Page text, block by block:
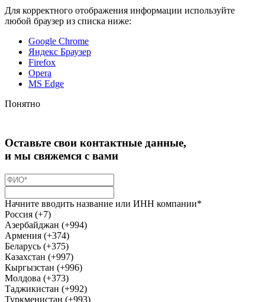
Для корректного отображения информации используйте
любой браузер из списка ниже:
Google Chrome
Яндекс Браузер
Firefox
Opera
MS Edge
Понятно
Оставьте свои контактные данные,
и мы свяжемся с вами
Начните вводить название или ИНН компании*
Россия (+7)
Азербайджан (+994)
Армения (+374)
Беларусь (+375)
Казахстан (+997)
Кыргызстан (+996)
Молдова (+373)
Таджикистан (+992)
Туркменистан (+993)